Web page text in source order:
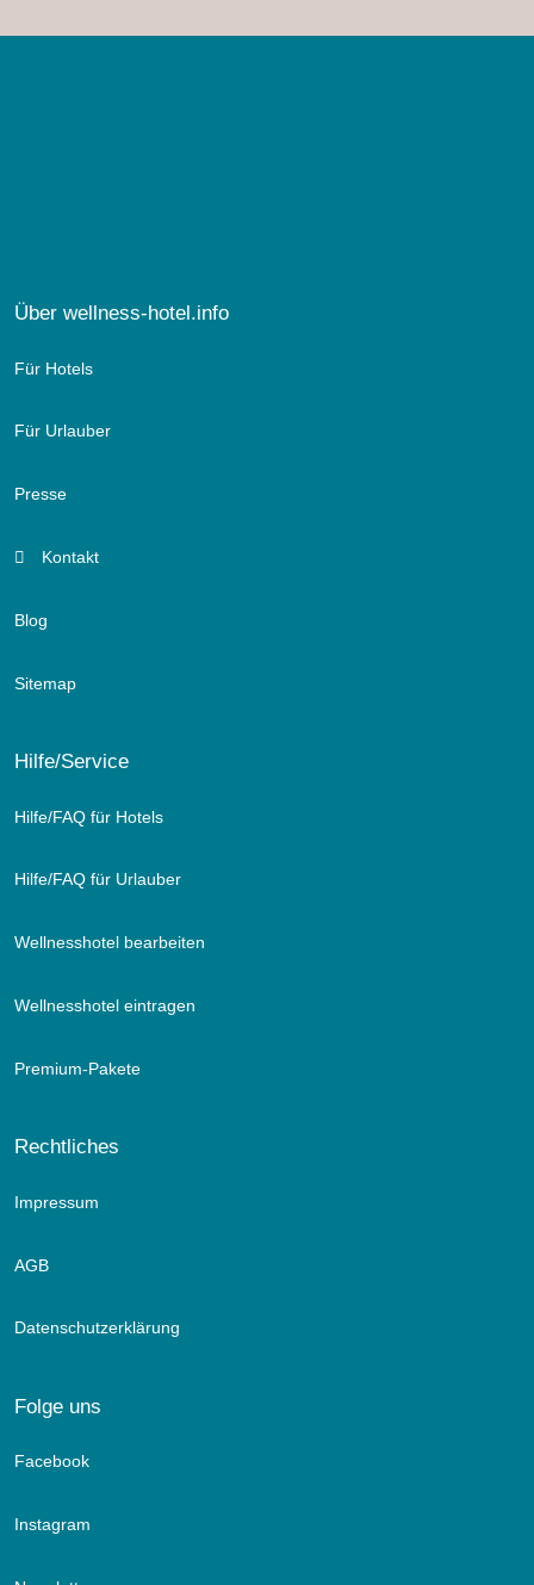
Über wellness-hotel.info
Für Hotels
Für Urlauber
Presse
Kontakt
Blog
Sitemap
Hilfe/Service
Hilfe/FAQ für Hotels
Hilfe/FAQ für Urlauber
Wellnesshotel bearbeiten
Wellnesshotel eintragen
Premium-Pakete
Rechtliches
Impressum
AGB
Datenschutzerklärung
Folge uns
Facebook
Instagram